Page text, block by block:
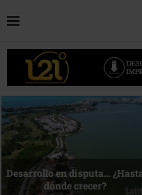
Bottega, un viaje servido a la
mesa